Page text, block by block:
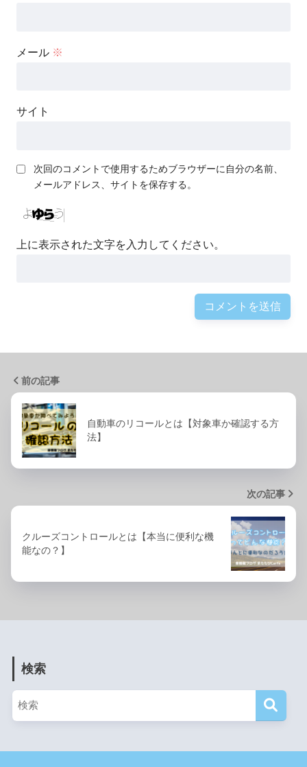
メール ※
サイト
次回のコメントで使用するためブラウザーに自分の名前、
メールアドレス、サイトを保存する。
上に表示された文字を入力してください。
前の記事
自動車のリコールとは【対象車か確認する方
法】
次の記事
クルーズコントロールとは【本当に便利な機
能なの？】
検索